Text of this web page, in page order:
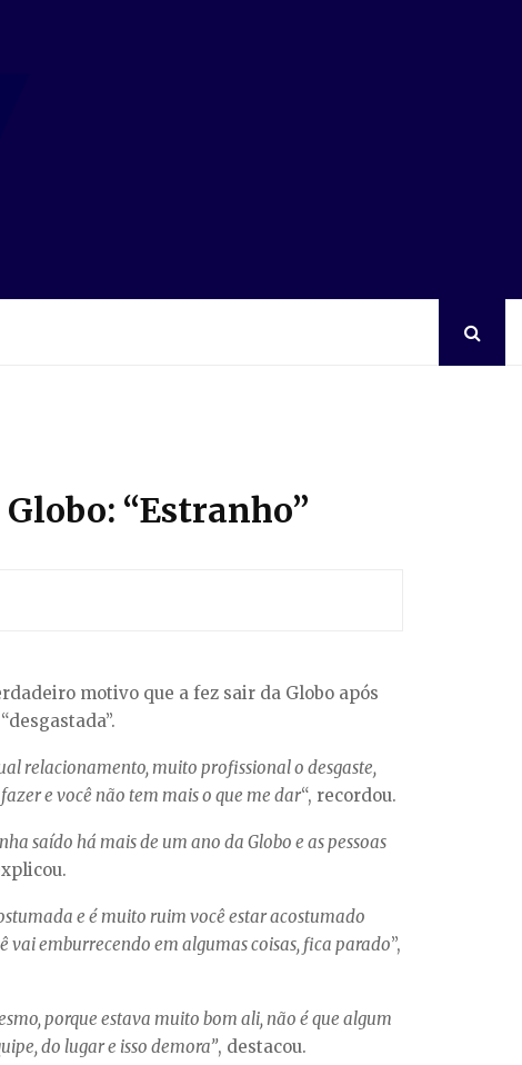
“Estranho”
motivo que a fez sair da Globo após
relacionamento, muito profissional o desgaste,
e você não tem mais o que me dar“, recordou.
saído há mais de um ano da Globo e as pessoas
e é muito ruim você estar acostumado
vai emburrecendo em algumas coisas, fica parado”,
porque estava muito bom ali, não é que algum
do lugar e isso demora”, destacou.